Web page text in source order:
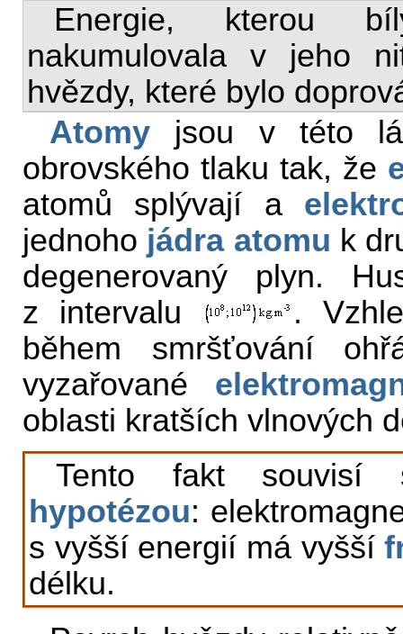
Energie, kterou
nakumulovala v jeho
hvězdy, které bylo
Atomy jsou v této
obrovského tlaku tak, že
atomů splývají a
jednoho jádra atomu k
degenerovaný plyn.
z intervalu
.
během smršťování
vyzařované
oblasti kratších vlnových
Tento fakt
hypotézou:
s vyšší energií má vyšší
délku.